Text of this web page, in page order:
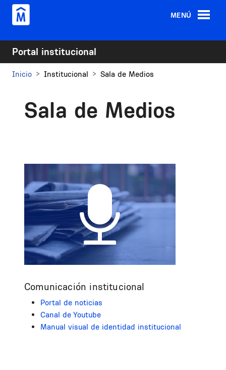
Pasar al contenido principal
MENÚ
Portal institucional
Inicio Institucional Sala de Medios
Sala de Medios
Comunicación institucional
Portal de noticias
Canal de Youtube
Manual visual de identidad institucional